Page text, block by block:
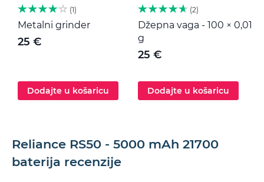
1
Metalni grinder
25 €
Dodajte u košaricu
2
Džepna vaga - 100 × 0,01
g
25 €
Dodajte u košaricu
Reliance RS50 - 5000 mAh 21700
baterija recenzije